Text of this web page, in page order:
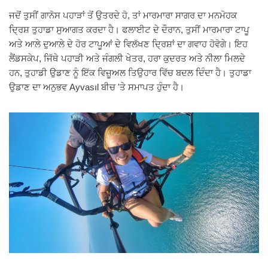
ਜਦੋਂ ਤੁਸੀਂ ਗਾਨੋਸ ਪਹਾੜਾਂ ਤੋਂ ਉਤਰਦੇ ਹੋ, ਤਾਂ ਮਾਰਮਾਰਾ ਸਾਗਰ ਦਾ ਮਨਮੋਹਕ
ਦ੍ਰਿਸ਼ ਤੁਹਾਡਾ ਸੁਆਗਤ ਕਰਦਾ ਹੈ। ਫਲਾਈਟ ਦੇ ਦੌਰਾਨ, ਤੁਸੀਂ ਮਾਰਮਾਰਾ ਟਾਪੂ
ਅਤੇ ਆਲੇ ਦੁਆਲੇ ਦੇ ਹੋਰ ਟਾਪੂਆਂ ਦੇ ਵਿਲੱਖਣ ਦ੍ਰਿਸ਼ਾਂ ਦਾ ਗਵਾਹ ਹੋਵੋਗੇ। ਇਹ
ਲੈਂਡਸਕੇਪ, ਜਿੱਥੇ ਪਹਾੜੀ ਅਤੇ ਜੰਗਲੀ ਖੇਤਰ, ਹਰਾ ਕੁਦਰਤ ਅਤੇ ਨੀਲਾ ਮਿਲਦੇ
ਹਨ, ਤੁਹਾਡੀ ਉਡਾਣ ਨੂੰ ਇੱਕ ਵਿਜ਼ੂਅਲ ਤਿਉਹਾਰ ਵਿੱਚ ਬਦਲ ਦਿੰਦਾ ਹੈ। ਤੁਹਾਡਾ
ਉਡਾਣ ਦਾ ਅਨੁਭਵ Ayvasıl ਬੀਚ 'ਤੇ ਸਮਾਪਤ ਹੁੰਦਾ ਹੈ।